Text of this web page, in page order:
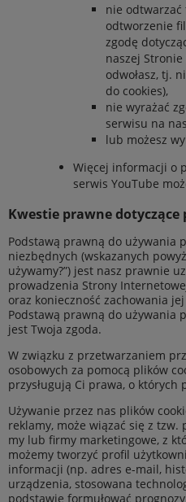
nie odtwarzać
odtworzenie
zgodę
naszej
odwołasz, tj.
do cookies),
nie wyrażać
serwisu na
lub możesz
Więcej informacji o
serwis YouTube
Kwestie prawne
Podstawą prawną do używania
niezbędnych (wskazanych
używamy?”) jest nasz prawnie
prowadzenia Strony
oraz konieczność zachowania
Podstawą prawną do używania
jest Twoja zgoda.
W związku z przetwarzaniem
osobowych za pomocą plików
przysługują Ci prawa, o których
Używanie przez nas plików
reklamy, może wiązać się z tzw.
my lub firmy marketingowe, z
możemy tworzyć profil
informacji (np. adres e-mail,
urządzenia, stosowana
podstawie formułować